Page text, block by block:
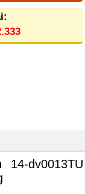
dv0013TU